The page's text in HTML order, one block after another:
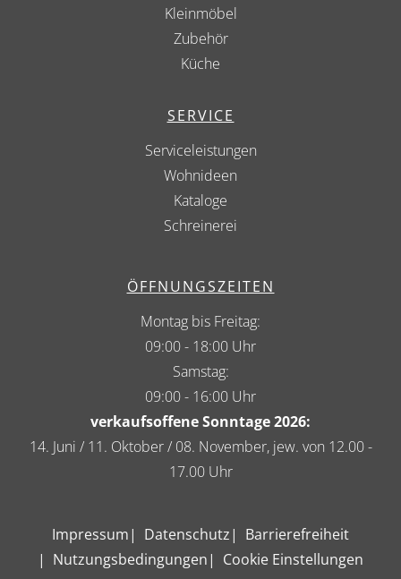
Kleinmöbel
Zubehör
Küche
SERVICE
Serviceleistungen
Wohnideen
Kataloge
Schreinerei
ÖFFNUNGSZEITEN
Montag bis Freitag:
09:00 - 18:00 Uhr
Samstag:
09:00 - 16:00 Uhr
verkaufsoffene Sonntage 2026:
14. Juni / 11. Oktober / 08. November, jew. von 12.00 -
17.00 Uhr
Impressum Datenschutz
Barrierefreiheit
Nutzungsbedingungen
Cookie Einstellungen